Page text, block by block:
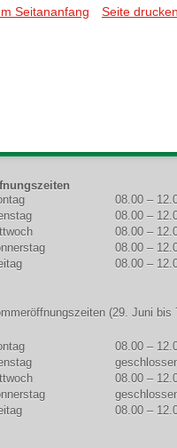
Seitananfang Seite drucken
MORGEN08.00 –
08.00 –
08.00 –
08.00 –
08.00 –
(29. Juni bis
08.00 –
08.00 –
08.00 –